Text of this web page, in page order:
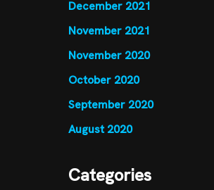
December 2021
November 2021
November 2020
October 2020
September 2020
August 2020
Categories